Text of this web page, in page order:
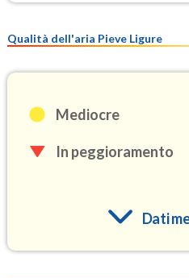
Qualità dell'aria Pieve Ligure
Mediocre
In peggioramento
Dati